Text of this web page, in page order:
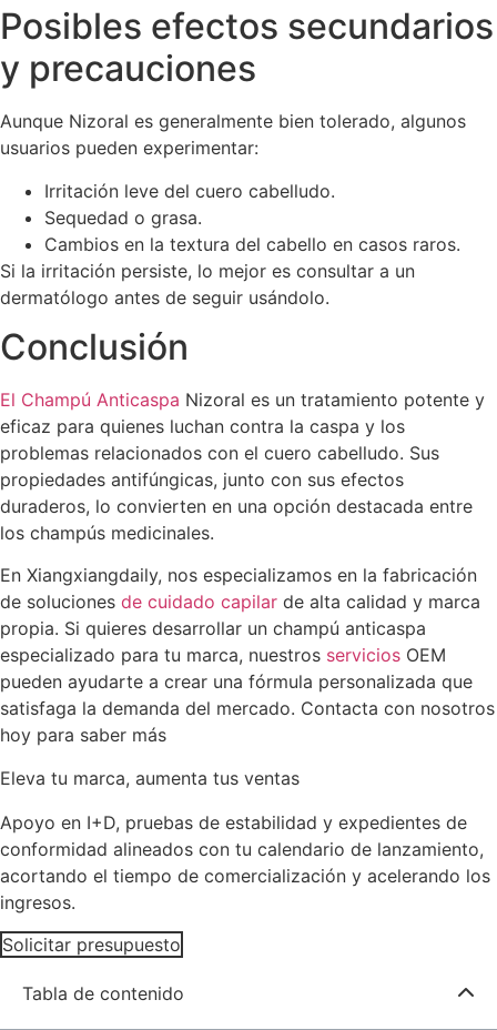
Posibles efectos secundarios
y precauciones
Aunque Nizoral es generalmente bien tolerado, algunos
usuarios pueden experimentar:
Irritación leve del cuero cabelludo.
Sequedad o grasa.
Cambios en la textura del cabello en casos raros.
Si la irritación persiste, lo mejor es consultar a un
dermatólogo antes de seguir usándolo.
Conclusión
El Champú Anticaspa Nizoral es un tratamiento potente y
eficaz para quienes luchan contra la caspa y los
problemas relacionados con el cuero cabelludo. Sus
propiedades antifúngicas, junto con sus efectos
duraderos, lo convierten en una opción destacada entre
los champús medicinales.
En Xiangxiangdaily, nos especializamos en la fabricación
de soluciones de cuidado capilar de alta calidad y marca
propia. Si quieres desarrollar un champú anticaspa
especializado para tu marca, nuestros servicios OEM
pueden ayudarte a crear una fórmula personalizada que
satisfaga la demanda del mercado. Contacta con nosotros
hoy para saber más
Eleva tu marca, aumenta tus ventas
Apoyo en I+D, pruebas de estabilidad y expedientes de
conformidad alineados con tu calendario de lanzamiento,
acortando el tiempo de comercialización y acelerando los
ingresos.
Solicitar presupuesto
Tabla de contenido